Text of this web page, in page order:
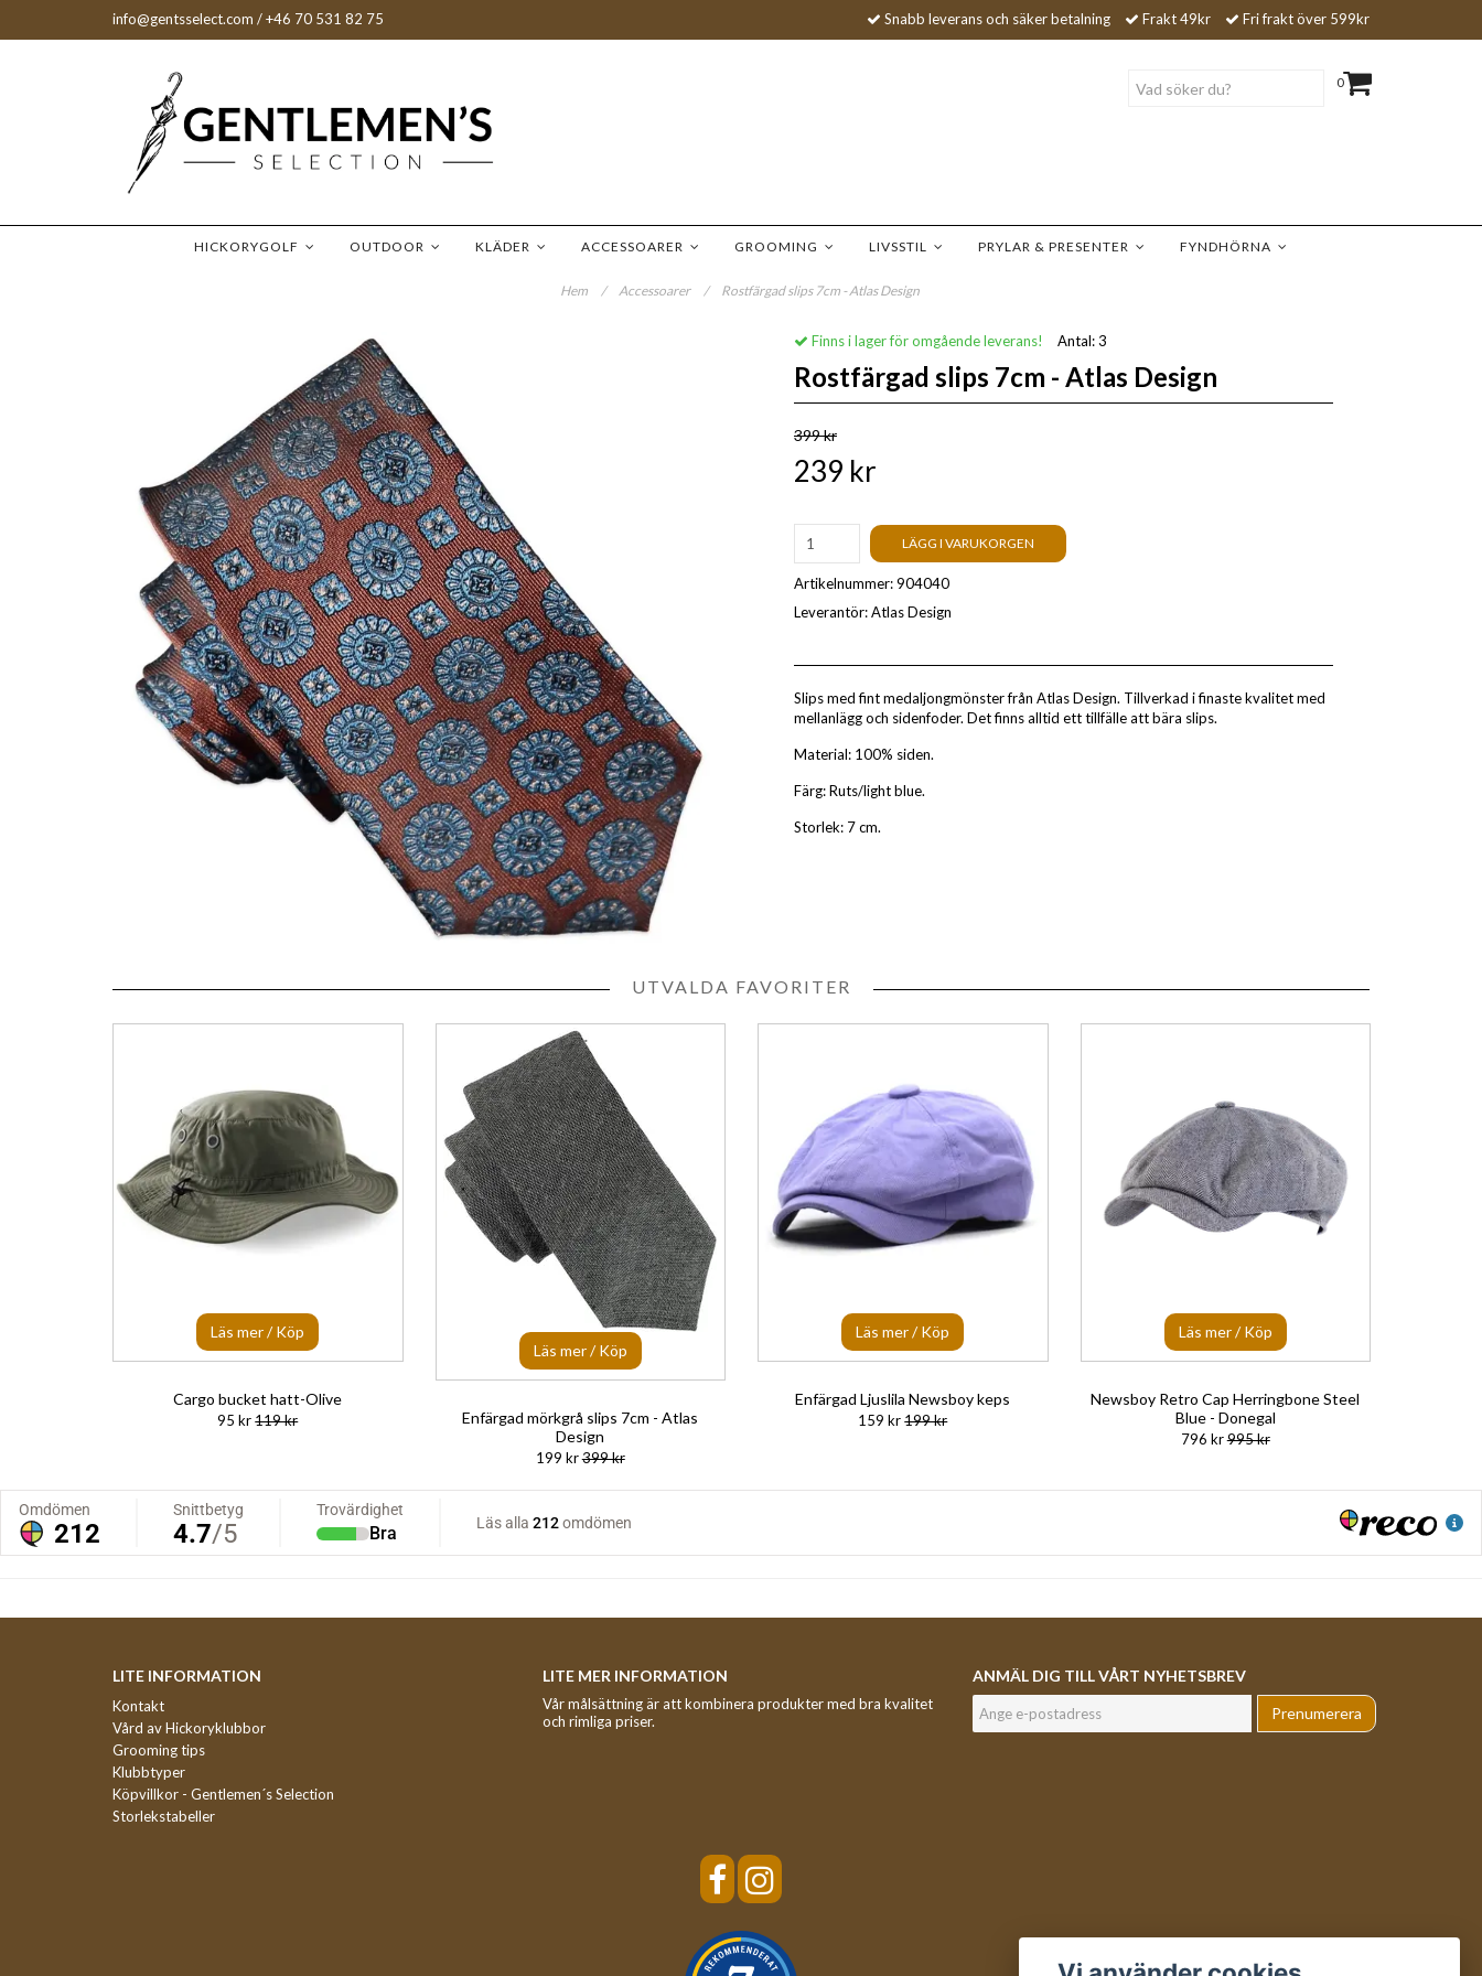
info@gentsselect.com / +46 70 531 82 75 Snabb leverans och säker betalning Frakt 49kr Fri frakt över 599kr
0
HICKORYGOLF OUTDOOR KLÄDER ACCESSOARER GROOMING LIVSSTIL PRYLAR & PRESENTER FYNDHÖRNA
Hem / Accessoarer / Rostfärgad slips 7cm - Atlas Design
Finns i lager för omgående leverans! Antal:3
Rostfärgad slips 7cm - Atlas Design
399 kr
239 kr
LÄGG I VARUKORGEN
Artikelnummer:904040
Leverantör:Atlas Design
Slips med fint medaljongmönster från Atlas Design. Tillverkad i finaste kvalitet med
mellanlägg och sidenfoder. Det finns alltid ett tillfälle att bära slips.
Material: 100% siden.
Färg: Ruts/light blue.
Storlek: 7 cm.
UTVALDA FAVORITER
Läs mer / Köp
Cargo bucket hatt-Olive
95 kr119 kr
Läs mer / Köp
Enfärgad mörkgrå slips 7cm - Atlas
Design
199 kr399 kr
Läs mer / Köp
Enfärgad Ljuslila Newsboy keps
159 kr199 kr
Läs mer / Köp
Newsboy Retro Cap Herringbone Steel
Blue - Donegal
796 kr995 kr
LITE INFORMATION
Kontakt
Vård av Hickoryklubbor
Grooming tips
Klubbtyper
Köpvillkor - Gentlemen´s Selection
Storlekstabeller
LITE MER INFORMATION
Vår målsättning är att kombinera produkter med bra kvalitet
och rimliga priser.
ANMÄL DIG TILL VÅRT NYHETSBREV
Prenumerera